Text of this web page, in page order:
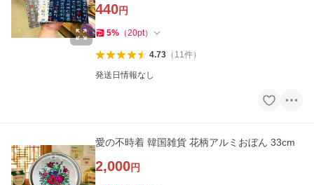
440円
5% （20pt）
4.73（ 11件）
発送日情報なし
愛の不時着 韓国雑貨 花柄アルミおぼん 33cm
2,000円